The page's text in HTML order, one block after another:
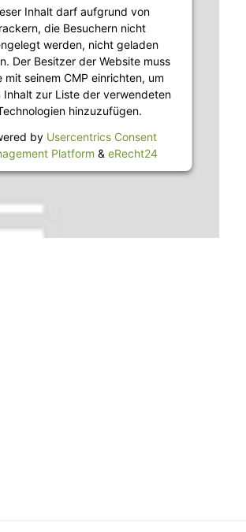
Inhalt darf aufgrund von
die Besuchern nicht
werden, nicht geladen
Der Besitzer der Website muss
mit seinem CMP einrichten, um
Inhalt zur Liste der verwendeten
hinzuzufügen.
by Usercentrics Consent
Platform &eRecht24